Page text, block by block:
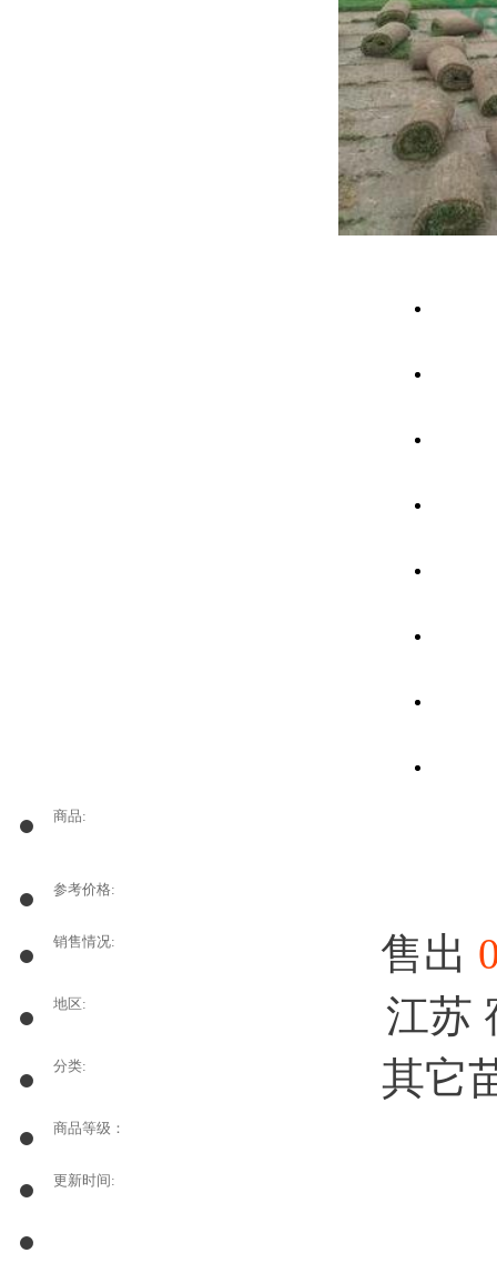
商品:
参考价格:
销售情况: 售出
地区: 江苏
分类: 其它
商品等级：
更新时间: